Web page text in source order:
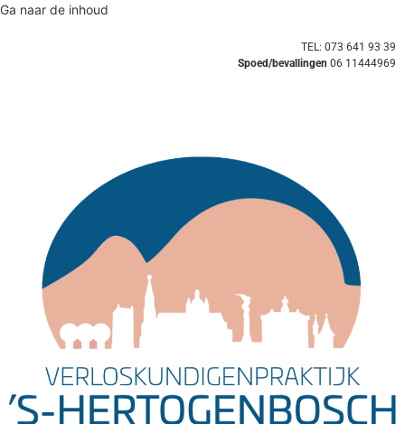
Ga naar de inhoud
TEL: 073 641 93 39
Spoed/bevallingen 06 11444969